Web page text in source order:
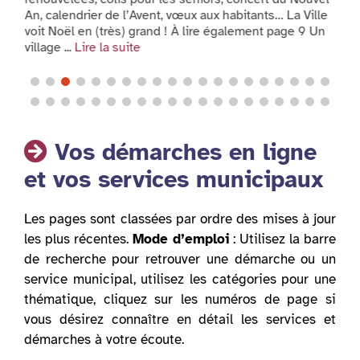
An, calendrier de l’Avent, vœux aux habitants… La Ville
voit Noël en (très) grand ! À lire également page 9 Un
village ... Lire la suite
Vos démarches en ligne
et vos services municipaux
Les pages sont classées par ordre des mises à jour
les plus récentes.Mode d’emploi: Utilisez la barre
de recherche pour retrouver une démarche ou un
service municipal, utilisez les catégories pour une
thématique, cliquez sur les numéros de page si
vous désirez connaître en détail les services et
démarches à votre écoute.